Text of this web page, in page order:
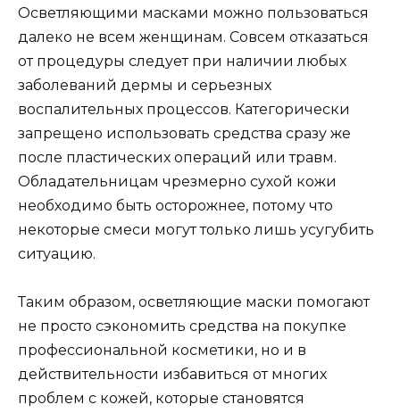
Осветляющими масками можно пользоваться
далеко не всем женщинам. Совсем отказаться
от процедуры следует при наличии любых
заболеваний дермы и серьезных
воспалительных процессов. Категорически
запрещено использовать средства сразу же
после пластических операций или травм.
Обладательницам чрезмерно сухой кожи
необходимо быть осторожнее, потому что
некоторые смеси могут только лишь усугубить
ситуацию.
Таким образом, осветляющие маски помогают
не просто сэкономить средства на покупке
профессиональной косметики, но и в
действительности избавиться от многих
проблем с кожей, которые становятся